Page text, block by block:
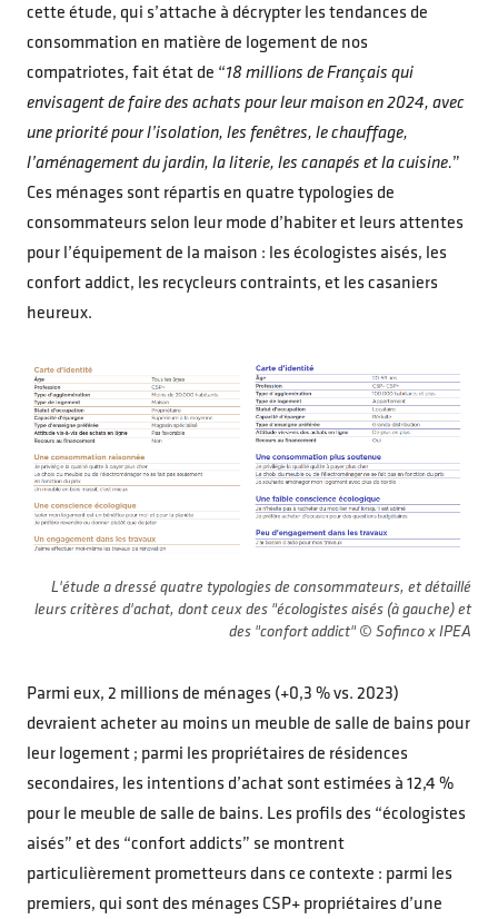
cette étude, qui s’attache à décrypter les tendances de
consommation en matière de logement de nos
compatriotes, fait état de “18 millions de Français qui
envisagent de faire des achats pour leur maison en 2024, avec
une priorité pour l’isolation, les fenêtres, le chauffage,
l’aménagement du jardin, la literie, les canapés et la cuisine.”
Ces ménages sont répartis en quatre typologies de
consommateurs selon leur mode d’habiter et leurs attentes
pour l’équipement de la maison : les écologistes aisés, les
confort addict, les recycleurs contraints, et les casaniers
heureux.
L'étude a dressé quatre typologies de consommateurs, et détaillé
leurs critères d'achat, dont ceux des "écologistes aisés (à gauche) et
des "confort addict" © Sofinco x IPEA
Parmi eux, 2 millions de ménages (+0,3 % vs. 2023)
devraient acheter au moins un meuble de salle de bains pour
leur logement ; parmi les propriétaires de résidences
secondaires, les intentions d’achat sont estimées à 12,4 %
pour le meuble de salle de bains. Les profils des “écologistes
aisés” et des “confort addicts” se montrent
particulièrement prometteurs dans ce contexte : parmi les
premiers, qui sont des ménages CSP+ propriétaires d’une